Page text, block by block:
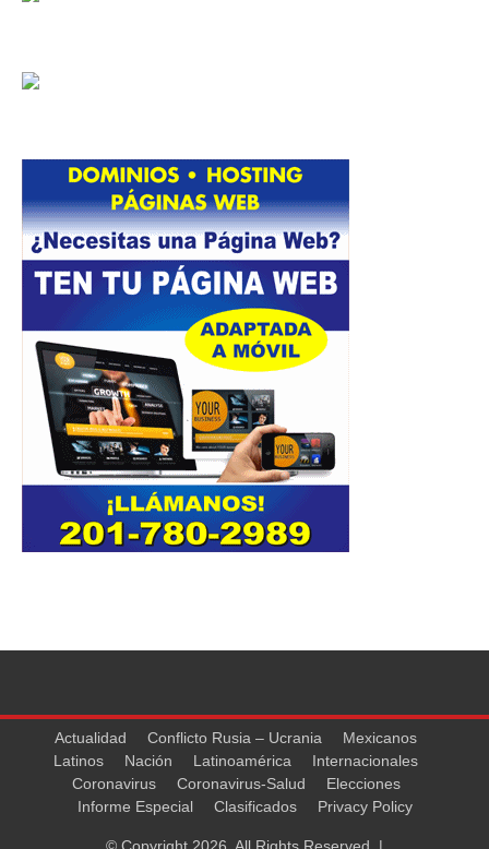
Actualidad Conflicto Rusia – Ucrania
Mexicanos
Latinos
Nación Latinoamérica
Internacionales
Coronavirus
Coronavirus-Salud
Elecciones
Informe Especial
Clasificados Privacy Policy